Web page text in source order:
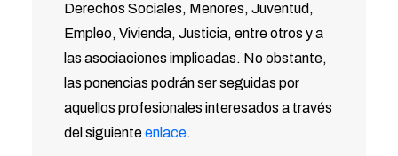
Derechos Sociales, Menores, Juventud,
Empleo, Vivienda, Justicia, entre otros y a
las asociaciones implicadas. No obstante,
las ponencias podrán ser seguidas por
aquellos profesionales interesados a través
del siguienteenlace.